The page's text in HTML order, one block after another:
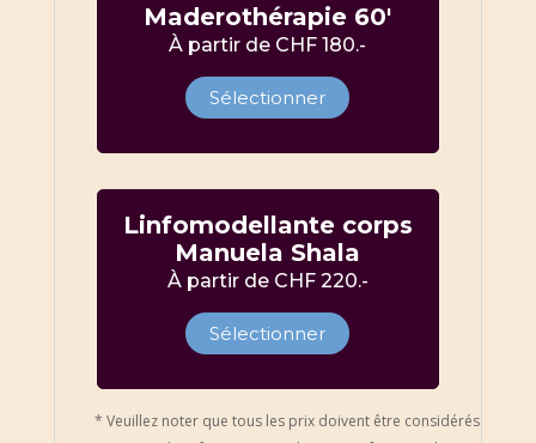
Maderothérapie 60′
À partir de CHF 180.-
Sélectionner
Linfomodellante corps
Manuela Shala
À partir de CHF 220.-
Sélectionner